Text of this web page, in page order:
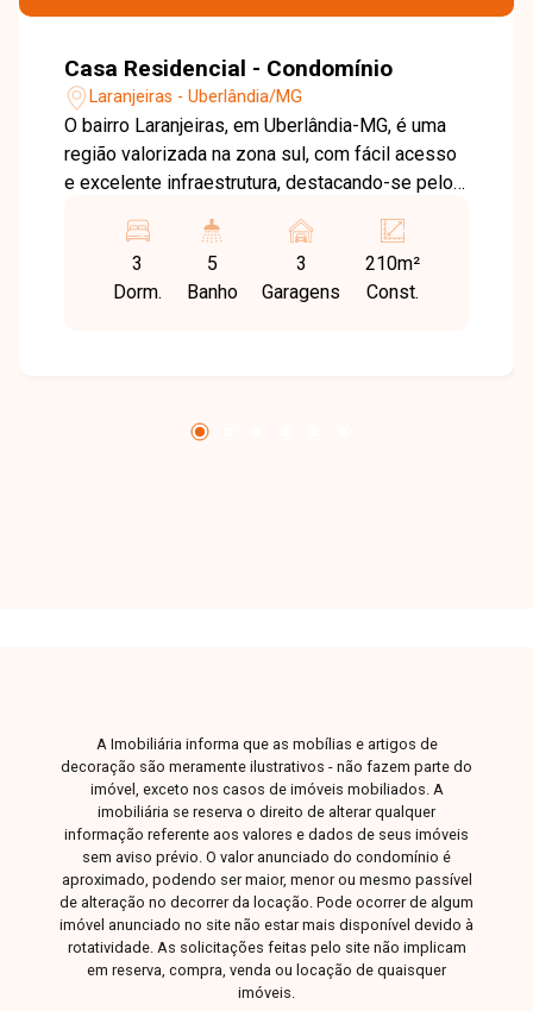
Casa Residencial - Condomínio
Laranjeiras - Uberlândia/MG
O bairro Laranjeiras, em Uberlândia-MG, é uma
região valorizada na zona sul, com fácil acesso
e excelente infraestrutura, destacando-se pelos
segurança, lazer completo e qualidade de vida.
Sala ampla em 2 ambientes com pé-direito alto
e lavabo integrada à cozinha equipada com
serviço, 3 vagas de garagem sendo 2 cobertas
3
Dorm.
5
Banho
3
Garagens
210m²
Const.
A Imobiliária informa que as mobílias e artigos de
decoração são meramente ilustrativos - não fazem parte do
imóvel, exceto nos casos de imóveis mobiliados. A
imobiliária se reserva o direito de alterar qualquer
informação referente aos valores e dados de seus imóveis
sem aviso prévio. O valor anunciado do condomínio é
aproximado, podendo ser maior, menor ou mesmo passível
de alteração no decorrer da locação. Pode ocorrer de algum
imóvel anunciado no site não estar mais disponível devido à
rotatividade. As solicitações feitas pelo site não implicam
em reserva, compra, venda ou locação de quaisquer
imóveis.